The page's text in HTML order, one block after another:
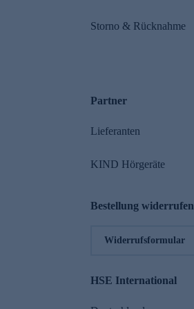
Storno & Rücknahme
Partner
Lieferanten
KIND Hörgeräte
Bestellung widerrufen
Widerrufsformular
HSE International